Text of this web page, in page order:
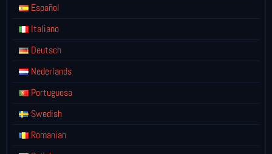
Español
Italiano
Deutsch
Nederlands
Portuguesa
Swedish
Romanian